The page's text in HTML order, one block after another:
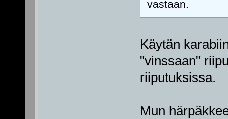
vastaan.
Käytän
"vinssaan"
riiputuksissa.
Mun